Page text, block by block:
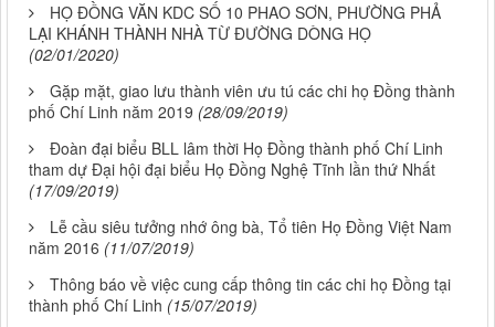
HỌ ĐỒNG VĂN KDC SỐ 10 PHAO SƠN, PHƯỜNG PHẢ
LẠI KHÁNH THÀNH NHÀ TỪ ĐƯỜNG DÒNG HỌ
(02/01/2020)
Gặp mặt, giao lưu thành viên ưu tú các chi họ Đồng thành
phố Chí Linh năm 2019 (28/09/2019)
Đoàn đại biểu BLL lâm thời Họ Đồng thành phố Chí Linh
tham dự Đại hội đại biểu Họ Đồng Nghệ Tĩnh lần thứ Nhất
(17/09/2019)
Lễ cầu siêu tưởng nhớ ông bà, Tổ tiên Họ Đồng Việt Nam
năm 2016 (11/07/2019)
Thông báo về việc cung cấp thông tin các chi họ Đồng tại
thành phố Chí Linh (15/07/2019)